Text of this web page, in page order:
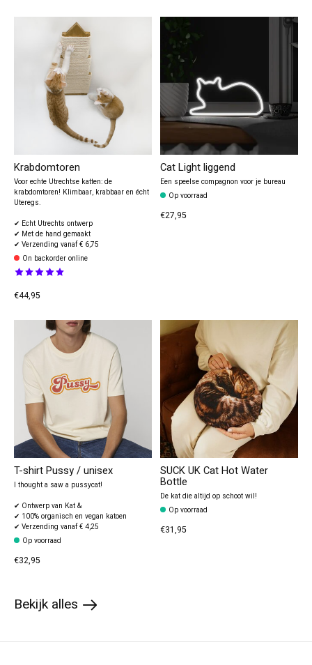
Krabdomtoren
Voor echte Utrechtse katten: de
krabdomtoren! Klimbaar, krabbaar en écht
Uteregs.
✔ Echt Utrechts ontwerp
✔ Met de hand gemaakt
✔ Verzending vanaf € 6,75
On backorder online
The rating of this product is
€44,95
Cat Light liggend
Een speelse compagnon voor je bureau
Op voorraad
€27,95
T-shirt Pussy / unisex
I thought a saw a pussycat!
✔ Ontwerp van Kat &
✔ 100% organisch en vegan katoen
✔ Verzending vanaf € 4,25
Op voorraad
€32,95
SUCK UK Cat Hot Water
Bottle
De kat die altijd op schoot wil!
Op voorraad
€31,95
Bekijk allesproducts